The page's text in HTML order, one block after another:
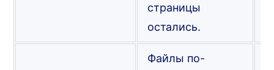
страницы
остались.
Файлы по-